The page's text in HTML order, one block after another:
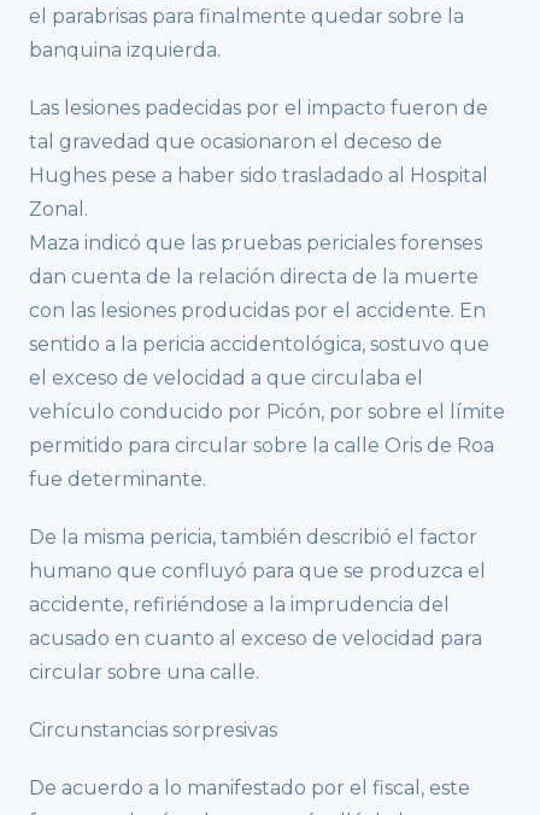
el parabrisas para finalmente quedar sobre la
banquina izquierda.
Las lesiones padecidas por el impacto fueron de
tal gravedad que ocasionaron el deceso de
Hughes pese a haber sido trasladado al Hospital
Zonal.
Maza indicó que las pruebas periciales forenses
dan cuenta de la relación directa de la muerte
con las lesiones producidas por el accidente. En
sentido a la pericia accidentológica, sostuvo que
el exceso de velocidad a que circulaba el
vehículo conducido por Picón, por sobre el límite
permitido para circular sobre la calle Oris de Roa
fue determinante.
De la misma pericia, también describió el factor
humano que confluyó para que se produzca el
accidente, refiriéndose a la imprudencia del
acusado en cuanto al exceso de velocidad para
circular sobre una calle.
Circunstancias sorpresivas
De acuerdo a lo manifestado por el fiscal, este